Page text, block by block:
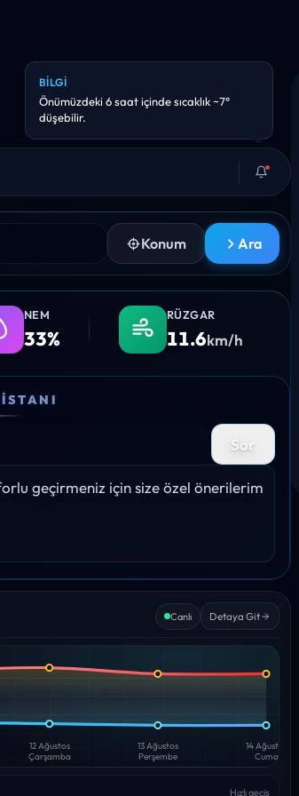
BILGI
Önümüzdeki 6 saat içinde sıcaklık ~7°
düşebilir.
Konum Ara
NEM
33%
RÜZGAR
11.6km/h
Sor
geçirmeniz için size özel önerilerim
Canlı Detaya Git
12 Ağustos
Çarşamba
13 Ağustos
Perşembe
14 Ağustos
Cuma
Hızlı geçiş
18:00 19:00 20:00
24°
Yağış: 0%
21:00
Yağış: 0%